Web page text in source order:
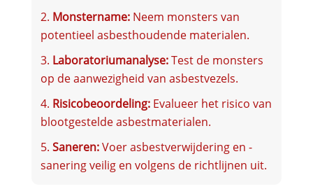
Monstername:Neem monsters van
potentieel asbesthoudende materialen.
Laboratoriumanalyse:Test de monsters
op de aanwezigheid van asbestvezels.
Risicobeoordeling:Evalueer het risico van
blootgestelde asbestmaterialen.
Saneren:Voer asbestverwijdering en -
sanering veilig en volgens de richtlijnen uit.